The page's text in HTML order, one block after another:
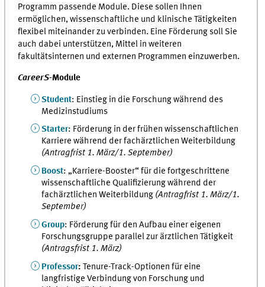
Programm passende Module. Diese sollen Ihnen
ermöglichen, wissenschaftliche und klinische Tätigkeiten
flexibel miteinander zu verbinden. Eine Förderung soll Sie
auch dabei unterstützen, Mittel in weiteren
fakultätsinternen und externen Programmen einzuwerben.
CareerS-Module
Student: Einstieg in die Forschung während des
Medizinstudiums
Starter: Förderung in der frühen wissenschaftlichen
Karriere während der fachärztlichen Weiterbildung
(Antragfrist 1. März/1. September)
Boost: „Karriere-Booster“ für die fortgeschrittene
wissenschaftliche Qualifizierung während der
fachärztlichen Weiterbildung (Antragfrist 1. März/1.
September)
Group: Förderung für den Aufbau einer eigenen
Forschungsgruppe parallel zur ärztlichen Tätigkeit
(Antragsfrist 1. März)
Professor: Tenure-Track-Optionen für eine
langfristige Verbindung von Forschung und